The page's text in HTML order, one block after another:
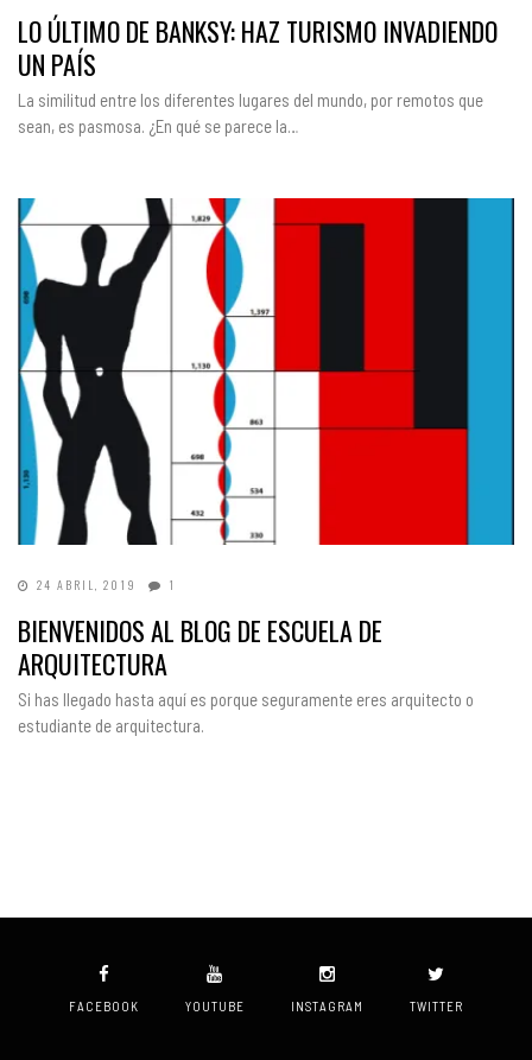
LO ÚLTIMO DE BANKSY: HAZ TURISMO INVADIENDO
UN PAÍS
La similitud entre los diferentes lugares del mundo, por remotos que
sean, es pasmosa. ¿En qué se parece la…
24 ABRIL, 2019 1
BIENVENIDOS AL BLOG DE ESCUELA DE
ARQUITECTURA
Si has llegado hasta aquí es porque seguramente eres arquitecto o
estudiante de arquitectura.
FACEBOOK YOUTUBE INSTAGRAM TWITTER